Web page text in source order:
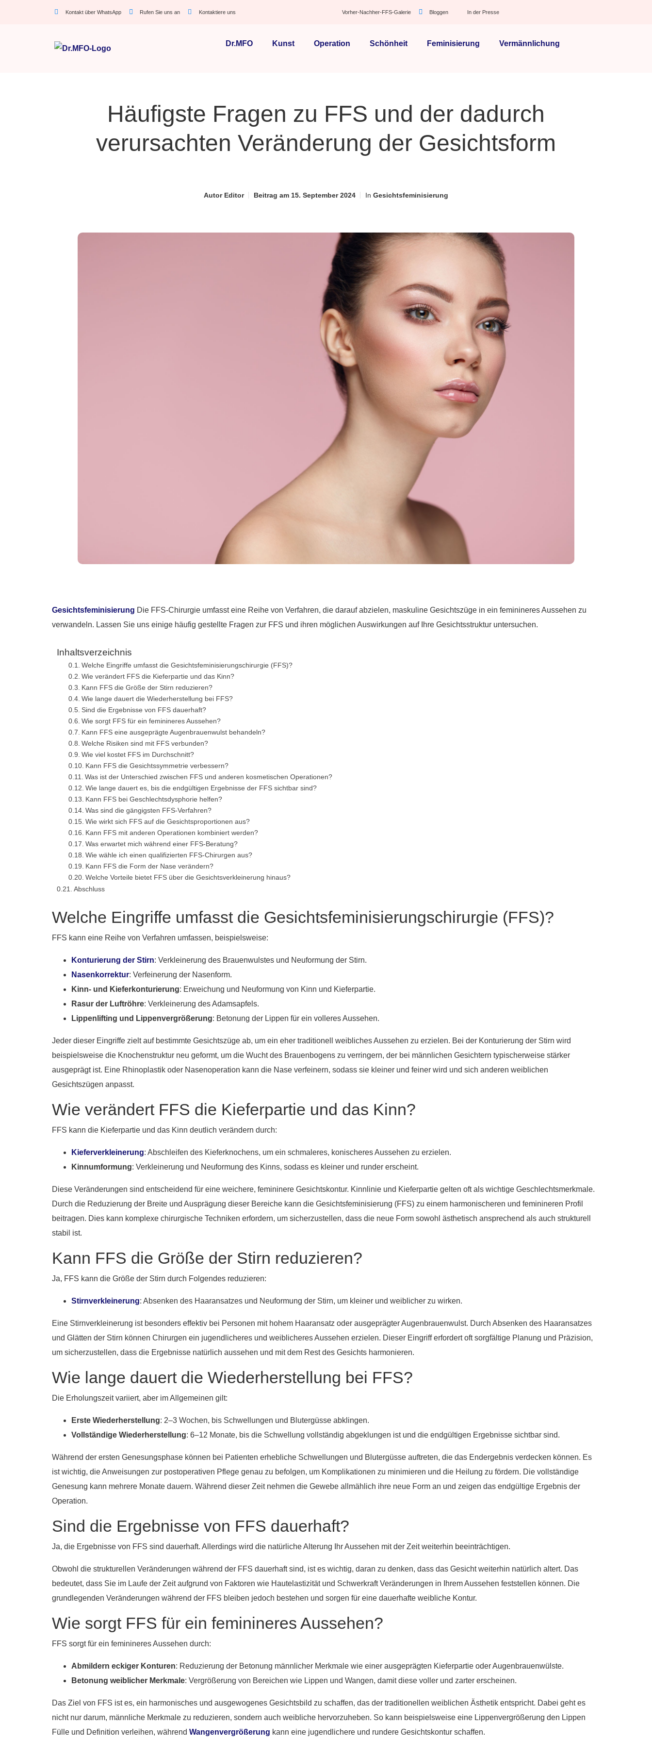
Kontakt über WhatsApp Rufen Sie uns an Kontaktiere uns Vorher-Nachher-FFS-Galerie Bloggen In der Presse
Dr.MFO Kunst Operation Schönheit Feminisierung Vermännlichung
Häufigste Fragen zu FFS und der dadurch
verursachten Veränderung der Gesichtsform
AutorEditor Beitrag am 15. September 2024 In Gesichtsfeminisierung
Gesichtsfeminisierung Die FFS-Chirurgie umfasst eine Reihe von Verfahren, die darauf abzielen, maskuline Gesichtszüge in ein feminineres Aussehen zu
verwandeln. Lassen Sie uns einige häufig gestellte Fragen zur FFS und ihren möglichen Auswirkungen auf Ihre Gesichtsstruktur untersuchen.
Inhaltsverzeichnis
Welche Eingriffe umfasst die Gesichtsfeminisierungschirurgie (FFS)?
Wie verändert FFS die Kieferpartie und das Kinn?
Kann FFS die Größe der Stirn reduzieren?
Wie lange dauert die Wiederherstellung bei FFS?
Sind die Ergebnisse von FFS dauerhaft?
Wie sorgt FFS für ein feminineres Aussehen?
Kann FFS eine ausgeprägte Augenbrauenwulst behandeln?
Welche Risiken sind mit FFS verbunden?
Wie viel kostet FFS im Durchschnitt?
Kann FFS die Gesichtssymmetrie verbessern?
Was ist der Unterschied zwischen FFS und anderen kosmetischen Operationen?
Wie lange dauert es, bis die endgültigen Ergebnisse der FFS sichtbar sind?
Kann FFS bei Geschlechtsdysphorie helfen?
Was sind die gängigsten FFS-Verfahren?
Wie wirkt sich FFS auf die Gesichtsproportionen aus?
Kann FFS mit anderen Operationen kombiniert werden?
Was erwartet mich während einer FFS-Beratung?
Wie wähle ich einen qualifizierten FFS-Chirurgen aus?
Kann FFS die Form der Nase verändern?
Welche Vorteile bietet FFS über die Gesichtsverkleinerung hinaus?
Abschluss
Welche Eingriffe umfasst die Gesichtsfeminisierungschirurgie (FFS)?
FFS kann eine Reihe von Verfahren umfassen, beispielsweise:
Konturierung der Stirn: Verkleinerung des Brauenwulstes und Neuformung der Stirn.
Nasenkorrektur: Verfeinerung der Nasenform.
Kinn- und Kieferkonturierung: Erweichung und Neuformung von Kinn und Kieferpartie.
Rasur der Luftröhre: Verkleinerung des Adamsapfels.
Lippenlifting und Lippenvergrößerung: Betonung der Lippen für ein volleres Aussehen.
Jeder dieser Eingriffe zielt auf bestimmte Gesichtszüge ab, um ein eher traditionell weibliches Aussehen zu erzielen. Bei der Konturierung der Stirn wird
beispielsweise die Knochenstruktur neu geformt, um die Wucht des Brauenbogens zu verringern, der bei männlichen Gesichtern typischerweise stärker
ausgeprägt ist. Eine Rhinoplastik oder Nasenoperation kann die Nase verfeinern, sodass sie kleiner und feiner wird und sich anderen weiblichen
Gesichtszügen anpasst.
Wie verändert FFS die Kieferpartie und das Kinn?
FFS kann die Kieferpartie und das Kinn deutlich verändern durch:
Kieferverkleinerung: Abschleifen des Kieferknochens, um ein schmaleres, konischeres Aussehen zu erzielen.
Kinnumformung: Verkleinerung und Neuformung des Kinns, sodass es kleiner und runder erscheint.
Diese Veränderungen sind entscheidend für eine weichere, femininere Gesichtskontur. Kinnlinie und Kieferpartie gelten oft als wichtige Geschlechtsmerkmale.
Durch die Reduzierung der Breite und Ausprägung dieser Bereiche kann die Gesichtsfeminisierung (FFS) zu einem harmonischeren und feminineren Profil
beitragen. Dies kann komplexe chirurgische Techniken erfordern, um sicherzustellen, dass die neue Form sowohl ästhetisch ansprechend als auch strukturell
stabil ist.
Kann FFS die Größe der Stirn reduzieren?
Ja, FFS kann die Größe der Stirn durch Folgendes reduzieren:
Stirnverkleinerung: Absenken des Haaransatzes und Neuformung der Stirn, um kleiner und weiblicher zu wirken.
Eine Stirnverkleinerung ist besonders effektiv bei Personen mit hohem Haaransatz oder ausgeprägter Augenbrauenwulst. Durch Absenken des Haaransatzes
und Glätten der Stirn können Chirurgen ein jugendlicheres und weiblicheres Aussehen erzielen. Dieser Eingriff erfordert oft sorgfältige Planung und Präzision,
um sicherzustellen, dass die Ergebnisse natürlich aussehen und mit dem Rest des Gesichts harmonieren.
Wie lange dauert die Wiederherstellung bei FFS?
Die Erholungszeit variiert, aber im Allgemeinen gilt:
Erste Wiederherstellung: 2–3 Wochen, bis Schwellungen und Blutergüsse abklingen.
Vollständige Wiederherstellung: 6–12 Monate, bis die Schwellung vollständig abgeklungen ist und die endgültigen Ergebnisse sichtbar sind.
Während der ersten Genesungsphase können bei Patienten erhebliche Schwellungen und Blutergüsse auftreten, die das Endergebnis verdecken können. Es
ist wichtig, die Anweisungen zur postoperativen Pflege genau zu befolgen, um Komplikationen zu minimieren und die Heilung zu fördern. Die vollständige
Genesung kann mehrere Monate dauern. Während dieser Zeit nehmen die Gewebe allmählich ihre neue Form an und zeigen das endgültige Ergebnis der
Operation.
Sind die Ergebnisse von FFS dauerhaft?
Ja, die Ergebnisse von FFS sind dauerhaft. Allerdings wird die natürliche Alterung Ihr Aussehen mit der Zeit weiterhin beeinträchtigen.
Obwohl die strukturellen Veränderungen während der FFS dauerhaft sind, ist es wichtig, daran zu denken, dass das Gesicht weiterhin natürlich altert. Das
bedeutet, dass Sie im Laufe der Zeit aufgrund von Faktoren wie Hautelastizität und Schwerkraft Veränderungen in Ihrem Aussehen feststellen können. Die
grundlegenden Veränderungen während der FFS bleiben jedoch bestehen und sorgen für eine dauerhafte weibliche Kontur.
Wie sorgt FFS für ein feminineres Aussehen?
FFS sorgt für ein feminineres Aussehen durch:
Abmildern eckiger Konturen: Reduzierung der Betonung männlicher Merkmale wie einer ausgeprägten Kieferpartie oder Augenbrauenwülste.
Betonung weiblicher Merkmale: Vergrößerung von Bereichen wie Lippen und Wangen, damit diese voller und zarter erscheinen.
Das Ziel von FFS ist es, ein harmonisches und ausgewogenes Gesichtsbild zu schaffen, das der traditionellen weiblichen Ästhetik entspricht. Dabei geht es
nicht nur darum, männliche Merkmale zu reduzieren, sondern auch weibliche hervorzuheben. So kann beispielsweise eine Lippenvergrößerung den Lippen
Fülle und Definition verleihen, während Wangenvergrößerung kann eine jugendlichere und rundere Gesichtskontur schaffen.